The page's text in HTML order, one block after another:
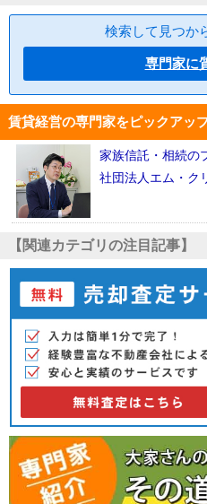
検索して見つか
専門家に
賃貸経営の専門家をピックアッ
家族信託・相続の
社団法人エム・ク
【関連カテゴリの注目記事】